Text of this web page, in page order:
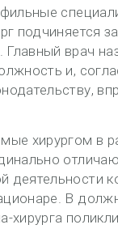
подчиняется
врач
и,
хирургом в
деятельности
В
хирурга